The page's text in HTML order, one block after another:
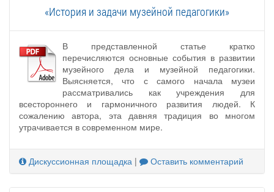
«История и задачи музейной педагогики»
В представленной статье кратко
перечисляются основные события в развитии
музейного дела и музейной педагогики.
Выясняется, что с самого начала музеи
рассматривались как учреждения для
всестороннего и гармоничного развития людей. К
сожалению автора, эта давняя традиция во многом
утрачивается в современном мире.
Дискуссионная площадка | Оставить комментарий